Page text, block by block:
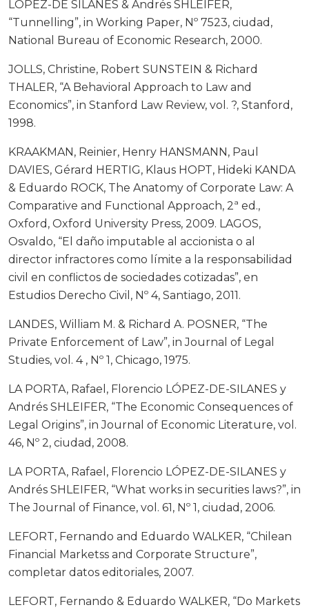
LÓPEZ-DE SILANES & Andrés SHLEIFER,
“Tunnelling”, in Working Paper, Nº 7523, ciudad,
National Bureau of Economic Research, 2000.
JOLLS, Christine, Robert SUNSTEIN & Richard
THALER, “A Behavioral Approach to Law and
Economics”, in Stanford Law Review, vol. ?, Stanford,
1998.
KRAAKMAN, Reinier, Henry HANSMANN, Paul
DAVIES, Gérard HERTIG, Klaus HOPT, Hideki KANDA
& Eduardo ROCK, The Anatomy of Corporate Law: A
Comparative and Functional Approach, 2ª ed.,
Oxford, Oxford University Press, 2009. LAGOS,
Osvaldo, “El daño imputable al accionista o al
director infractores como límite a la responsabilidad
civil en conflictos de sociedades cotizadas”, en
Estudios Derecho Civil, Nº 4, Santiago, 2011.
LANDES, William M. & Richard A. POSNER, “The
Private Enforcement of Law”, in Journal of Legal
Studies, vol. 4 , Nº 1, Chicago, 1975.
LA PORTA, Rafael, Florencio LÓPEZ-DE-SILANES y
Andrés SHLEIFER, “The Economic Consequences of
Legal Origins”, in Journal of Economic Literature, vol.
46, Nº 2, ciudad, 2008.
LA PORTA, Rafael, Florencio LÓPEZ-DE-SILANES y
Andrés SHLEIFER, “What works in securities laws?”, in
The Journal of Finance, vol. 61, Nº 1, ciudad, 2006.
LEFORT, Fernando and Eduardo WALKER, “Chilean
Financial Marketss and Corporate Structure”,
completar datos editoriales, 2007.
LEFORT, Fernando & Eduardo WALKER, “Do Markets